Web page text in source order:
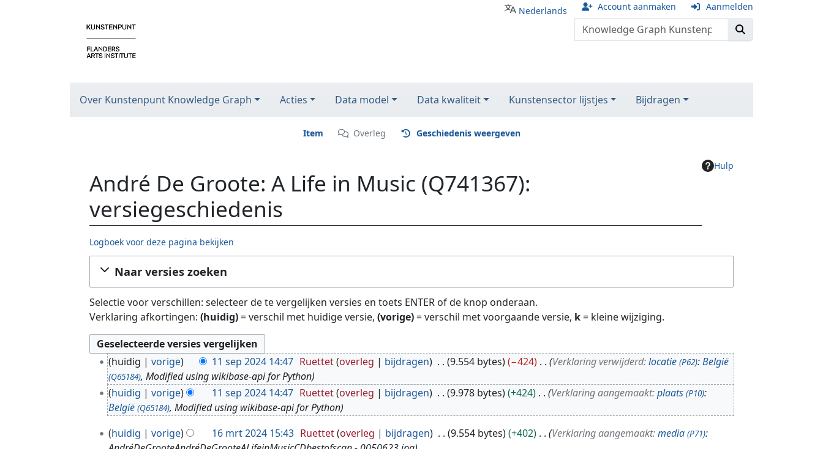
Nederlands Account aanmaken Aanmelden
Over Kunstenpunt Knowledge Graph Acties Data model Data kwaliteit Kunstensector lijstjes Bijdragen
Item Overleg Geschiedenis weergeven
Hulp
André De Groote: A Life in Music (Q741367):
versiegeschiedenis
Logboek voor deze pagina bekijken
Ga naar:navigatie,zoeken
Naar versies zoeken
Selectie voor verschillen: selecteer de te vergelijken versies en toets ENTER of de knop onderaan.
Verklaring afkortingen: (huidig)= verschil met huidige versie, (vorige)= verschil met voorgaande versie, k= kleine wijziging.
huidig vorige 11 sep 2024 14:47 Ruettet overleg bijdragen 9.554 bytes −424 Verklaring verwijderd:locatie (P62):België
(Q65184), Modified using wikibase-api for Python
huidig
vorige 11 sep 2024 14:47 Ruettet overleg bijdragen 9.978 bytes +424 Verklaring aangemaakt:plaats (P10):
België (Q65184), Modified using wikibase-api for Python
huidig vorige 16 mrt 2024 15:43 Ruettet overleg bijdragen 9.554 bytes +402 Verklaring aangemaakt:media (P71):